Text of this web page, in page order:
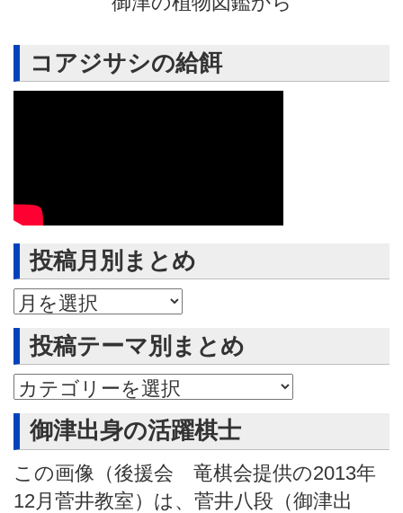
コアジサシの給餌
投稿月別まとめ
投稿月別まとめ
投稿テーマ別まとめ
御津出身の活躍棋士
この画像（後援会 竜棋会提供の2013年
12月菅井教室）は、菅井八段（御津出